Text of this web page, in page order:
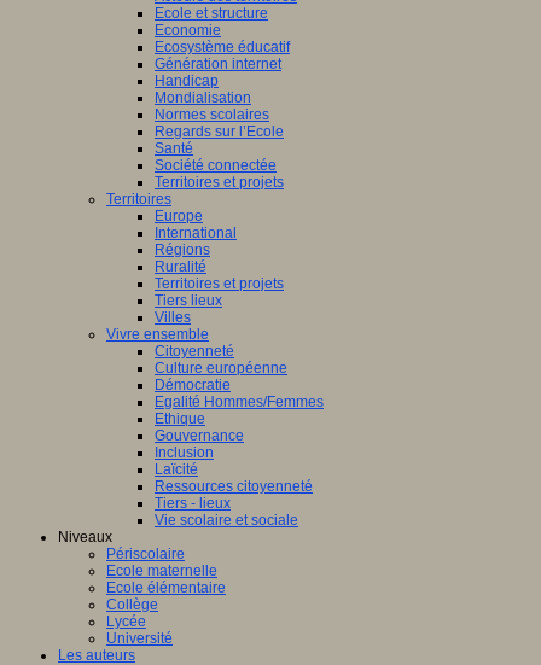
Ecole et structure
Economie
Ecosystème éducatif
Génération internet
Handicap
Mondialisation
Normes scolaires
Regards sur l’Ecole
Santé
Société connectée
Territoires et projets
Territoires
Europe
International
Régions
Ruralité
Territoires et projets
Tiers lieux
Villes
Vivre ensemble
Citoyenneté
Culture européenne
Démocratie
Egalité Hommes/Femmes
Ethique
Gouvernance
Inclusion
Laïcité
Ressources citoyenneté
Tiers - lieux
Vie scolaire et sociale
Niveaux
Périscolaire
Ecole maternelle
Ecole élémentaire
Collège
Lycée
Université
Les auteurs